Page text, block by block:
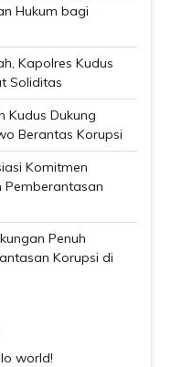
Hukum bagi
Kapolres Kudus
Soliditas
Kudus Dukung
Berantas Korupsi
Komitmen
Penuh
Korupsi di
world!